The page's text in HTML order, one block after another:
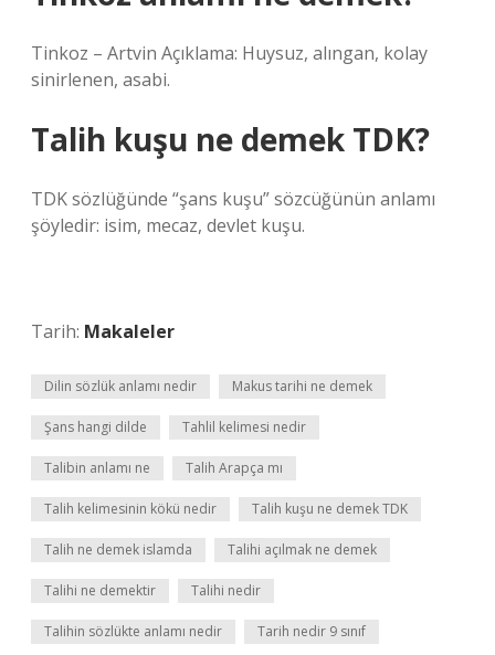
Tinkoz – Artvin Açıklama: Huysuz, alıngan, kolay
sinirlenen, asabi.
Talih kuşu ne demek TDK?
TDK sözlüğünde “şans kuşu” sözcüğünün anlamı
şöyledir: isim, mecaz, devlet kuşu.
Tarih: Makaleler
Dilin sözlük anlamı nedir Makus tarihi ne demek
Şans hangi dilde Tahlil kelimesi nedir
Talibin anlamı ne Talih Arapça mı
Talih kelimesinin kökü nedir Talih kuşu ne demek TDK
Talih ne demek islamda Talihi açılmak ne demek
Talihi ne demektir Talihi nedir
Talihin sözlükte anlamı nedir Tarih nedir 9 sınıf